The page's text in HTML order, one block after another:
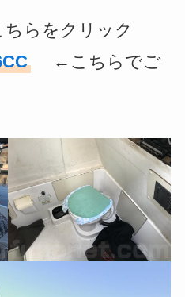
らをクリック
←こちらでご